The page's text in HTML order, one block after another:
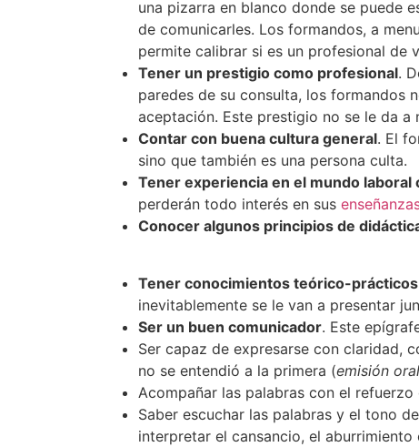
una pizarra en blanco donde se puede
de comunicarles. Los formandos, a
permite calibrar si es un profesional de
Tener un prestigio como profesional.
paredes de su consulta, los formandos
aceptación. Este prestigio no se le da
Contar con buena cultura general. El
sino que también es una persona culta.
Tener experiencia en el mundo laboral
perderán todo interés en sus
Conocer algunos principios de
Tener conocimientos teórico-
inevitablemente se le van a presentar
Ser un buen comunicador. Este
Ser capaz de expresarse con claridad,
no se entendió a la primera (emisión oral
Acompañar las palabras con el
Saber escuchar las palabras y el tono
interpretar el cansancio, el